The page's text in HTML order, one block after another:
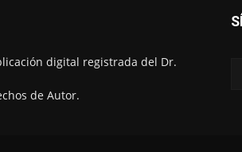
digital registrada del Dr.
de Autor.